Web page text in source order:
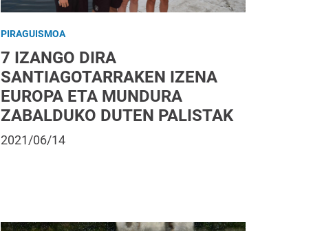
PIRAGUISMOA
7 IZANGO DIRA
SANTIAGOTARRAKEN IZENA
EUROPA ETA MUNDURA
ZABALDUKO DUTEN PALISTAK
2021/06/14